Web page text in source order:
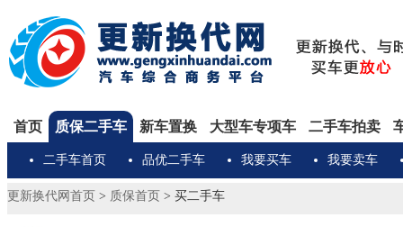
首页 质保二手车 新车置换 大型车专项车 二手车拍卖
二手车首页 品优二手车 我要买车 我要卖车
更新换代网首页 > 质保首页 > 买二手车